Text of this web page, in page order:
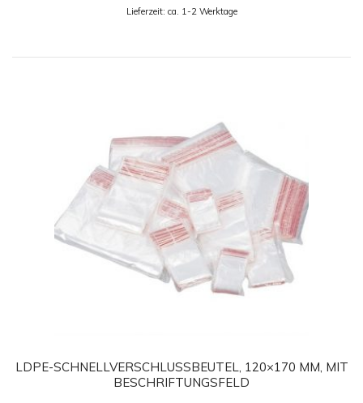
Lieferzeit: ca. 1-2 Werktage
LDPE-SCHNELLVERSCHLUSSBEUTEL, 120×170 MM, MIT
BESCHRIFTUNGSFELD